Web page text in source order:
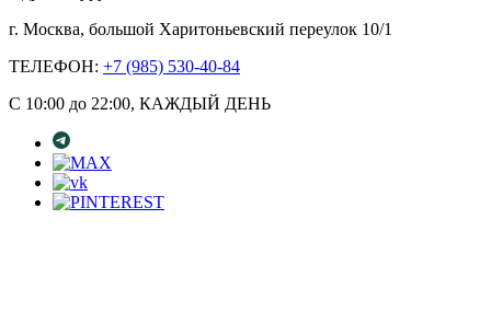
г. Москва, большой Харитоньевский переулок 10/1
ТЕЛЕФОН: +7 (985) 530-40-84
С 10:00 до 22:00, КАЖДЫЙ ДЕНЬ